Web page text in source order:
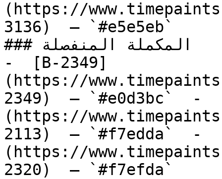
(https://
3136)  — `#e5e5eb`
### المكملة المنفصلة
-  [B-2349]
(https://
2349)  — `#e0d3bc`  -
(https://
2113)  — `#f7edda`  -
(https://
2320)  — `#f7efda`